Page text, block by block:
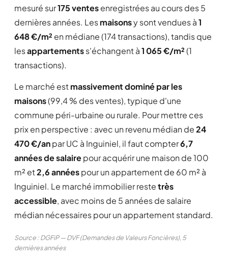
mesuré sur175 ventesenregistrées au cours des 5
dernières années. Lesmaisonsy sont vendues à1
648 €/m² en médiane (174 transactions), tandis que
lesappartementss'échangent à1 065 €/m²(1
transactions).
Le marché estmassivement dominé par les
maisons(99,4 % des ventes), typique d'une
commune péri-urbaine ou rurale. Pour mettre ces
prix en perspective : avec un revenu médian de24
470 €/anpar UC à Inguiniel, il faut compter6,7
années de salairepour acquérir une maison de 100
m² et2,6 annéespour un appartement de 60 m² à
Inguiniel. Le marché immobilier restetrès
accessible, avec moins de 5 années de salaire
médian nécessaires pour un appartement standard.
Source : DGFiP — DVF (Demandes de Valeurs Foncières), 5
dernières années